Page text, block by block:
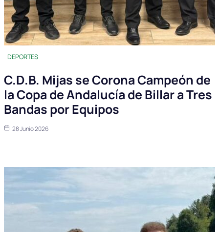
DEPORTES
C.D.B. Mijas se Corona Campeón de
la Copa de Andalucía de Billar a Tres
Bandas por Equipos
28 Junio 2026